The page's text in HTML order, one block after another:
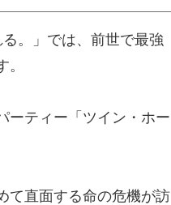
。」では、前世で最強
ーティー「ツイン・ホー
て直面する命の危機が訪